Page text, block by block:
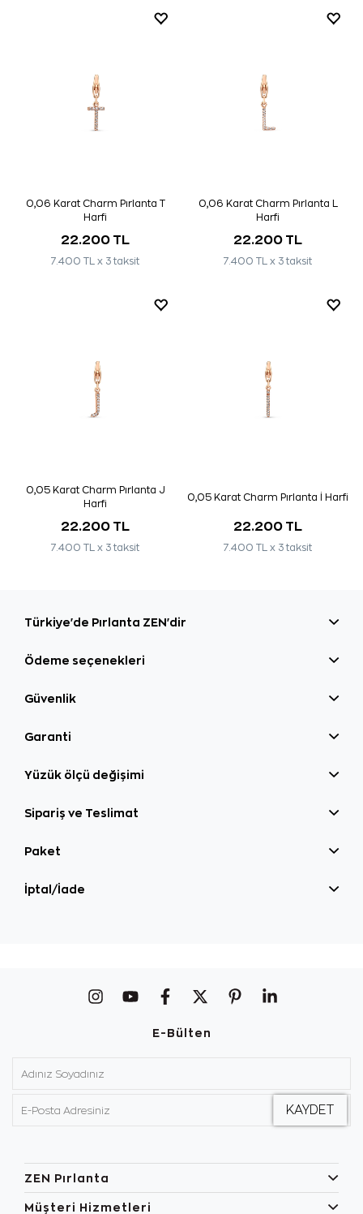
0,06 Karat Charm Pırlanta T
Harfi
22.200 TL
7.400 TL x 3 taksit
0,06 Karat Charm Pırlanta L
Harfi
22.200 TL
7.400 TL x 3 taksit
0,05 Karat Charm Pırlanta J
Harfi
22.200 TL
7.400 TL x 3 taksit
0,05 Karat Charm Pırlanta İ Harfi
22.200 TL
7.400 TL x 3 taksit
Türkiye'de Pırlanta ZEN'dir
Ödeme seçenekleri
Güvenlik
Garanti
Yüzük ölçü değişimi
Sipariş ve Teslimat
Paket
İptal/İade
E-Bülten
ZEN Pırlanta
Müşteri Hizmetleri